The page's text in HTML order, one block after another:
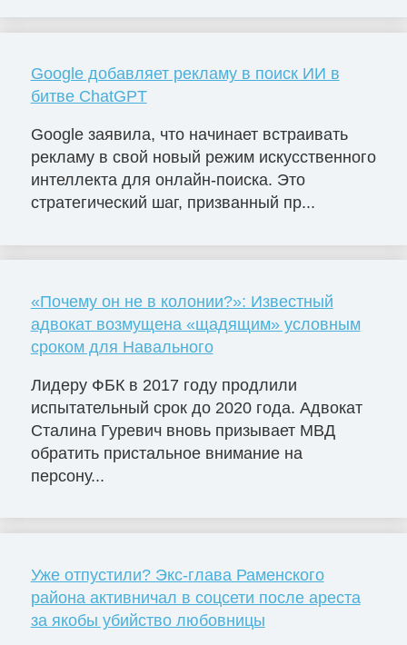
Google добавляет рекламу в поиск ИИ в
битве ChatGPT
Google заявила, что начинает встраивать
рекламу в свой новый режим искусственного
интеллекта для онлайн-поиска. Это
стратегический шаг, призванный пр...
«Почему он не в колонии?»: Известный
адвокат возмущена «щадящим» условным
сроком для Навального
Лидеру ФБК в 2017 году продлили
испытательный срок до 2020 года. Адвокат
Сталина Гуревич вновь призывает МВД
обратить пристальное внимание на
персону...
Уже отпустили? Экс-глава Раменского
района активничал в соцсети после ареста
за якобы убийство любовницы